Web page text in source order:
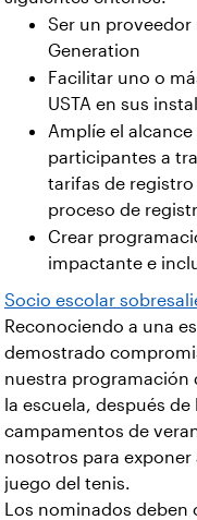
Ser un
Generation
Facilitar uno o
USTA en sus
Amplíe el
participantes a
tarifas de registro
proceso de
Crear
impactante e
Socio escolar
Reconociendo a una
demostrado
nuestra programación
la escuela, después
campamentos de
nosotros para exponer
juego del tenis.
Los nominados